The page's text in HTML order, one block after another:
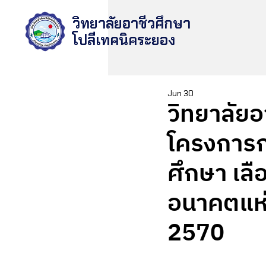
วิทยาลัยอาชีวศึกษา
โปลีเทคนิคระยอง
วิทยาลัย
โครงกา
ศึกษา เ
อนาคตแ
2570
Jun 30